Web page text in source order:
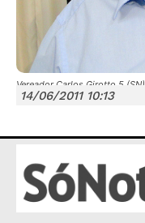
Vereador Carlos Girotto 5 (SN)
14/06/2011 10:13